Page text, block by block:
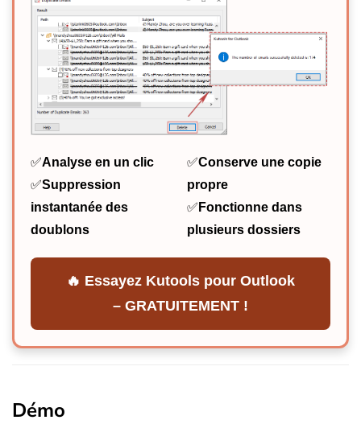
✅Analyse en un clic
✅Suppression
instantanée des
doublons
✅Conserve une copie
propre
✅ Fonctionne dans
plusieurs dossiers
🔥 Essayez Kutools pour Outlook
– GRATUITEMENT !
Démo